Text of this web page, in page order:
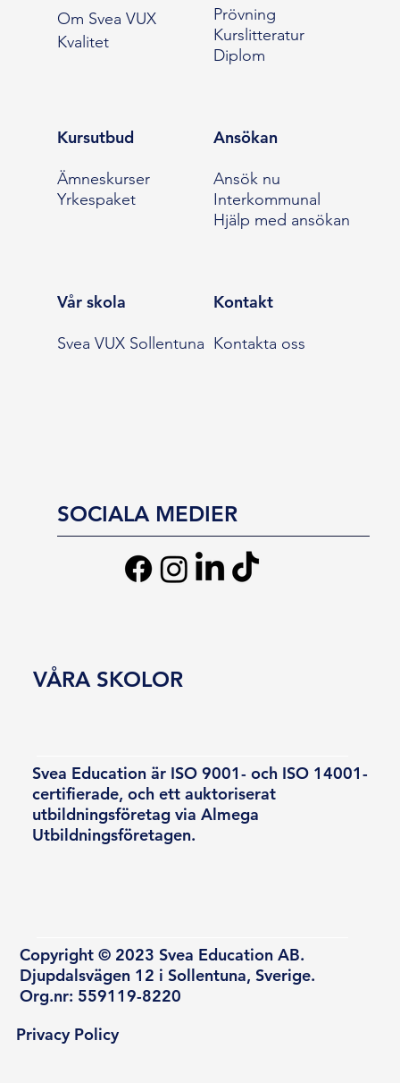
Om Svea VUX
Kvalitet
Prövning
Kurslitteratur
Diplom
Kursutbud
Ämneskurser
Yrkespaket
Ansökan
Ansök nu
Interkommunal
Hjälp med ansökan
Vår skola
Svea VUX Sollentuna
Kontakt
Kontakta oss
SOCIALA MEDIER
Svea Education är ISO 9001- och ISO 14001-
certifierade, och ett auktoriserat
utbildningsföretag via Almega
Utbildningsföretagen.
Copyright © 2023 Svea Education AB.
Djupdalsvägen 12 i Sollentuna, Sverige.
Org.nr: 559119-8220
VÅRA SKOLOR
Privacy Policy